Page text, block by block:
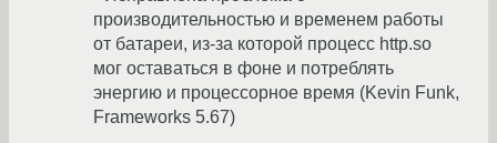
производительностью и временем работы
от батареи, из-за которой процесс http.so
мог оставаться в фоне и потреблять
энергию и процессорное время (Kevin Funk,
Frameworks 5.67)